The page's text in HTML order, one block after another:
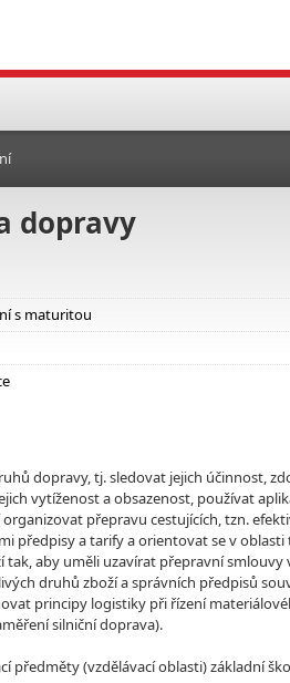
dopravy
s maturitou
dopravy, tj. sledovat jejich účinnost,
vytíženost a obsazenost, používat
přepravu cestujících, tzn.
předpisy a tarify a orientovat se v
tak, aby uměli uzavírat přepravní
druhů zboží a správních předpisů
principy logistiky při řízení
silniční doprava).
předměty (vzdělávací oblasti) základní